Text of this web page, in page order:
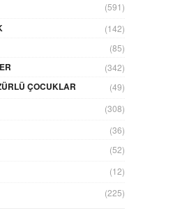
(591)
(142)
(85)
(342)
ÇOCUKLAR (49)
(308)
(36)
(52)
(12)
(225)